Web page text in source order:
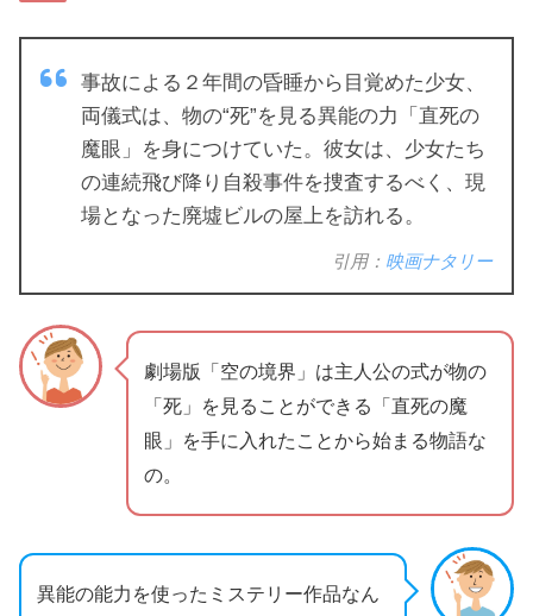
事故による２年間の昏睡から目覚めた少女、
両儀式は、物の“死”を見る異能の力「直死の
魔眼」を身につけていた。彼女は、少女たち
の連続飛び降り自殺事件を捜査するべく、現
場となった廃墟ビルの屋上を訪れる。
引用： 映画ナタリー
劇場版「空の境界」は主人公の式が物の
「死」を見ることができる「直死の魔
眼」を手に入れたことから始まる物語な
の。
異能の能力を使ったミステリー作品なん